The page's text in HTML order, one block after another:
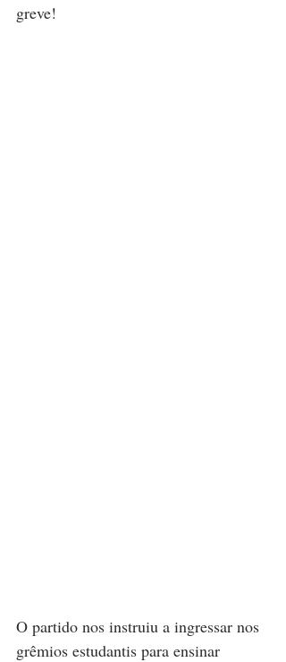
greve!
O partido nos instruiu a ingressar nos
grêmios estudantis para ensinar